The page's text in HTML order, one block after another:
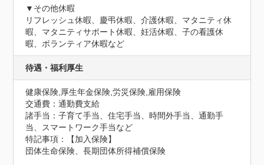
▼その他休暇
リフレッシュ休暇、慶弔休暇、介護休暇、マタニティ休
暇、マタニティサポート休暇、妊活休暇、子の看護休
暇、ボランティア休暇など
待遇・福利厚生
健康保険,厚生年金保険,労災保険,雇用保険
交通費：通勤費支給
諸手当：子育て手当、住宅手当、時間外手当、通勤手
当、スマートワーク手当など
特記事項：【加入保険】
団体生命保険、長期団体所得補償保険